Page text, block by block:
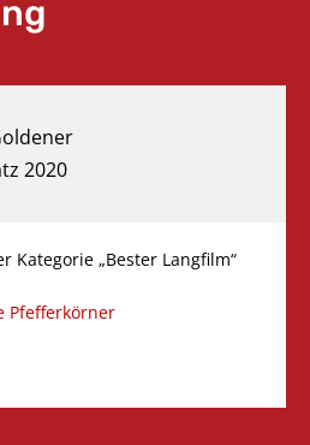
Kategorie „Bester Langfilm“
Pfefferkörner